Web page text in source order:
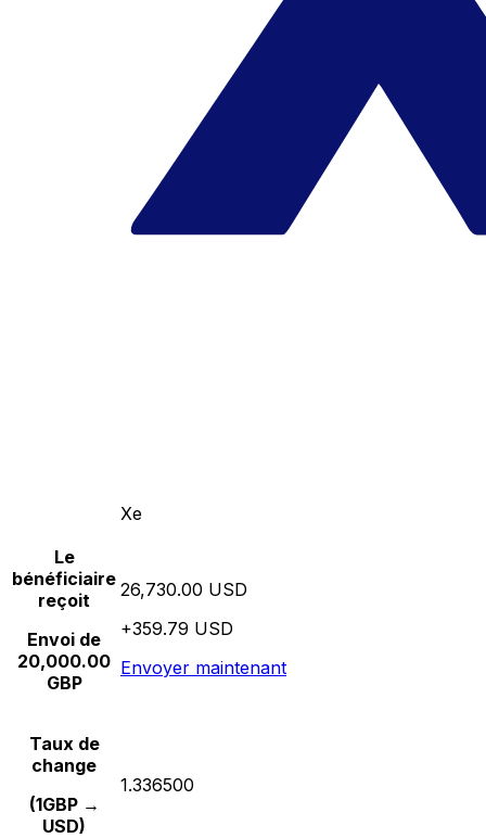
Xe
Le
bénéficiaire
reçoit
Envoi de
20,000.00
GBP
26,730.00 USD
+359.79 USD
Envoyer maintenant
Taux de
change
(1GBP →
USD)
1.336500